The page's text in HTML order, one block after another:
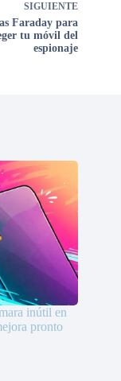
SIGUIENTE
Faraday para
tu móvil del
espionaje
inútil en
pronto